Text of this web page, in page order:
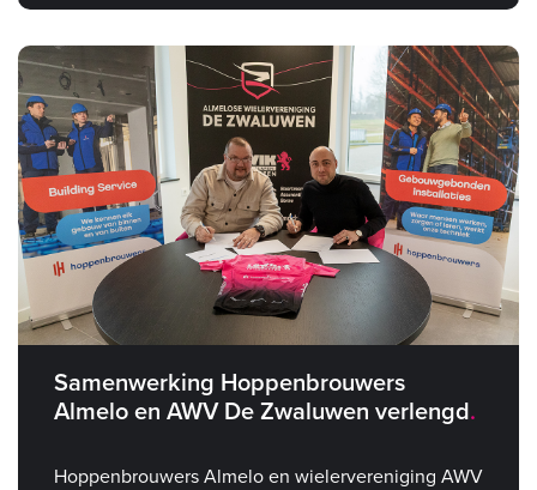
Samenwerking Hoppenbrouwers
Almelo en AWV De Zwaluwen verlengd
Hoppenbrouwers Almelo en wielervereniging AWV